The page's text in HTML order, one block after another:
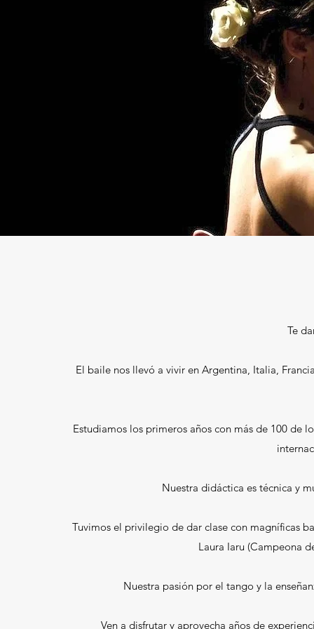
Te
El baile nos llevó a vivir en Argentina, Italia,
Estudiamos los primeros años con más de 100 de
Nuestra didáctica es técnica y
Tuvimos el privilegio de dar clase con magníficas
Laura Iaru (Campeona
Nuestra pasión por el tango y la
Ven a disfrutar y aprovecha años de